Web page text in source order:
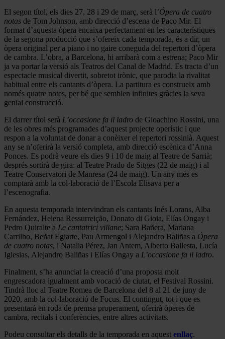
El segon títol, els dies 27, 28 i 29 de març, serà l’Ópera de cuatro
notas de Tom Johnson, amb direcció d’escena de Paco Mir. El
format d’aquesta òpera encaixa perfectament en les característiques
de la segona producció que s’ofereix cada temporada, és a dir, un
òpera original per a piano i no gaire coneguda del repertori d’òpera
de cambra. L’obra, a Barcelona, hi arribarà com a estrena; Paco Mir
ja va portar la versió als Teatros del Canal de Madrid. Es tracta d’un
espectacle musical divertit, sobretot irònic, que parodia la rivalitat
habitual entre els cantants d’òpera. La partitura es construeix amb
només quatre notes, per bé que semblen infinites gràcies la seva
genial construcció.
El darrer títol serà L’occasione fa il ladro de Gioachino Rossini, una
de les obres més programades d’aquest projecte operístic i que
respon a la voluntat de donar a conèixer el repertori rossinià. Aquest
any se n’oferirà la versió completa, amb direcció escènica d’Anna
Ponces. Es podrà veure els dies 9 i 10 de maig al Teatre de Sarrià;
després sortirà de gira: al Teatre Prado de Sitges (22 de maig) i al
Teatre Conservatori de Manresa (24 de maig). Un any més es
comptarà amb la col·laboració de l’Escola Elisava per a
l’escenografia.
En aquesta temporada intervindran els cantants Inés Lorans, Alba
Fernández, Helena Ressurreição, Donato di Gioia, Elías Ongay i
Pedro Quiralte a Le cantatrici villane; Sara Bañera, Mariana
Carrilho, Beñat Egiarte, Pau Armengol i Alejandro Baliñas a Ópera
de cuatro notas, i Natalia Pérez, Jan Antem, Alberto Ballesta, Lucía
Iglesias, Alejandro Baliñas i Elías Ongay a L’occasione fa il ladro.
Finalment, s’ha anunciat la creació d’una proposta molt
engrescadora igualment amb vocació de ciutat, el Festival Rossini.
Tindrà lloc al Teatre Romea de Barcelona del 8 al 21 de juny de
2020, amb la col·laboració de Focus. El contingut, tot i que es
presentarà en roda de premsa properament, oferirà òperes de
cambra, recitals i conferències, entre altres activitats.
Podeu consultar els detalls de la temporada en aquest enllaç.